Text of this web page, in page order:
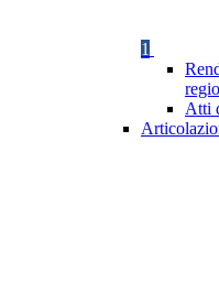
1
Atti